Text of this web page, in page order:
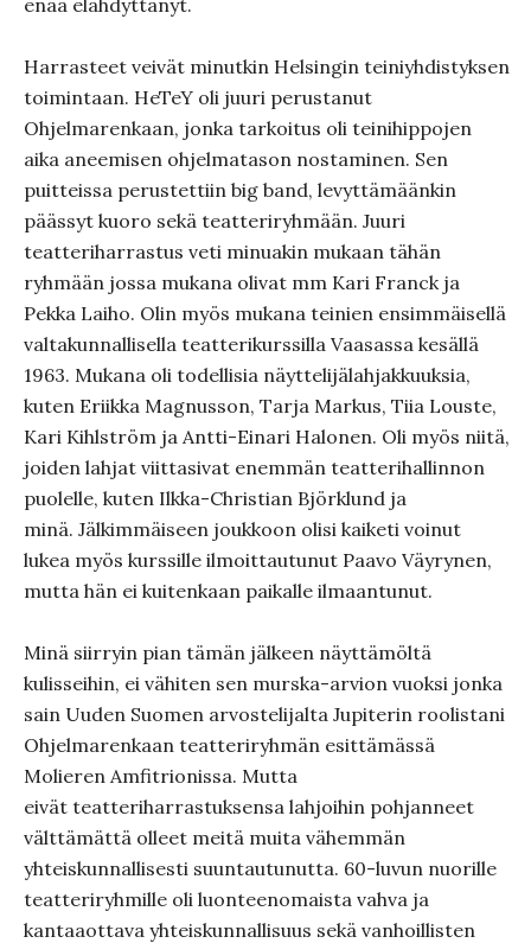
enää elähdyttänyt.
Harrasteet veivät minutkin Helsingin teiniyhdistyksen
toimintaan. HeTeY oli juuri perustanut
Ohjelmarenkaan, jonka tarkoitus oli teinihippojen
aika aneemisen ohjelmatason nostaminen. Sen
puitteissa perustettiin big band, levyttämäänkin
päässyt kuoro sekä teatteriryhmään. Juuri
teatteriharrastus veti minuakin mukaan tähän
ryhmään jossa mukana olivat mm Kari Franck ja
Pekka Laiho. Olin myös mukana teinien ensimmäisellä
valtakunnallisella teatterikurssilla Vaasassa kesällä
1963. Mukana oli todellisia näyttelijälahjakkuuksia,
kuten Eriikka Magnusson, Tarja Markus, Tiia Louste,
Kari Kihlström ja Antti-Einari Halonen. Oli myös niitä,
joiden lahjat viittasivat enemmän teatterihallinnon
puolelle, kuten Ilkka-Christian Björklund ja
minä. Jälkimmäiseen joukkoon olisi kaiketi voinut
lukea myös kurssille ilmoittautunut Paavo Väyrynen,
mutta hän ei kuitenkaan paikalle ilmaantunut.
Minä siirryin pian tämän jälkeen näyttämöltä
kulisseihin, ei vähiten sen murska-arvion vuoksi jonka
sain Uuden Suomen arvostelijalta Jupiterin roolistani
Ohjelmarenkaan teatteriryhmän esittämässä
Molieren Amfitrionissa. Mutta
eivät teatteriharrastuksensa lahjoihin pohjanneet
välttämättä olleet meitä muita vähemmän
yhteiskunnallisesti suuntautunutta. 60-luvun nuorille
teatteriryhmille oli luonteenomaista vahva ja
kantaaottava yhteiskunnallisuus sekä vanhoillisten